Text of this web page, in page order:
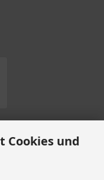
Cookies und